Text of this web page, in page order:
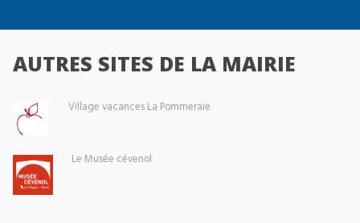
AUTRES SITES DE LA MAIRIE
Village vacances La Pommeraie
Le Musée cévenol